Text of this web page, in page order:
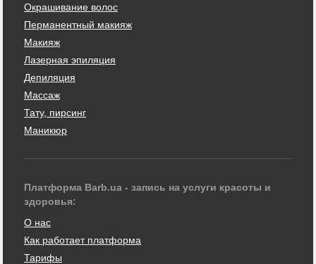
Окрашивание волос
Перманентный макияж
Макияж
Лазерная эпиляция
Депиляция
Массаж
Тату, пирсинг
Маникюр
Платформа Barb.ua - запись на услуги красоты и
здоровья:
О нас
Как работает платформа
Тарифы